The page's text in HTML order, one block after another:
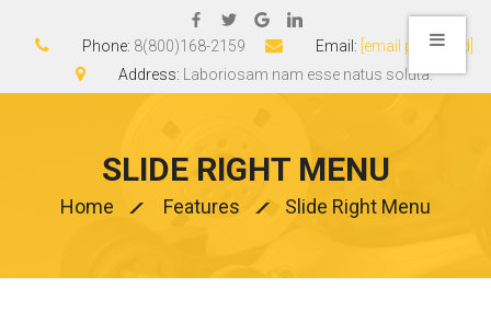
Phone: 8(800)168-2159 Email: [email protected]
Address: Laboriosam nam esse natus soluta.
SLIDE RIGHT MENU
Home Features Slide Right Menu